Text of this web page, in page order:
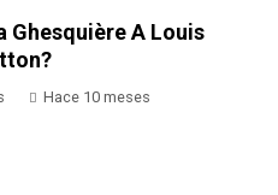
Ghesquière A Louis
Hace 10 meses